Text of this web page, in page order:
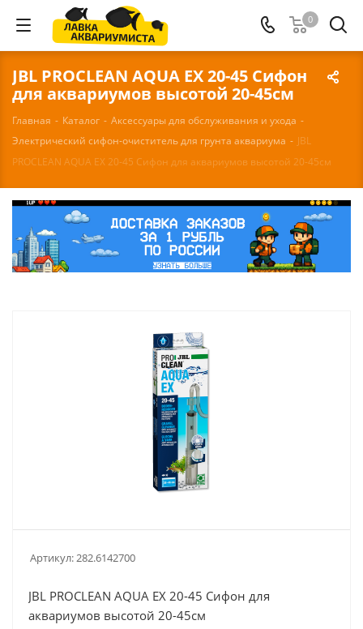
0
JBL PROCLEAN AQUA EX 20-45 Сифон
для аквариумов высотой 20-45см
Главная - Каталог - Аксессуары для обслуживания и ухода -
Электрический сифон-очиститель для грунта аквариума - JBL
PROCLEAN AQUA EX 20-45 Сифон для аквариумов высотой 20-45см
Артикул:282.6142700
JBL PROCLEAN AQUA EX 20-45 Сифон для
аквариумов высотой 20-45см